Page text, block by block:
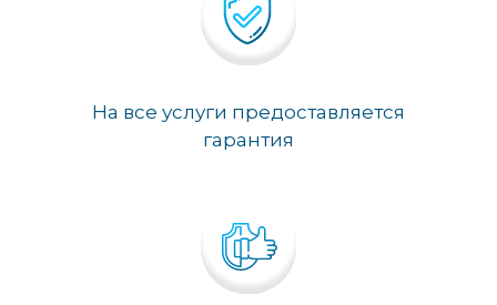
На все услуги предоставляется
гарантия